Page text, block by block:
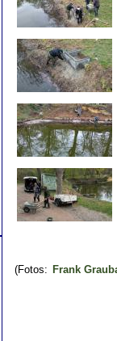
(Fotos: Frank